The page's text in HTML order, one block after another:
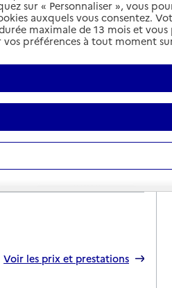
Voir les prix et prestations
sur « Personnaliser », vous
auxquels vous consentez.
maximale de 13 mois et
préférences à tout moment